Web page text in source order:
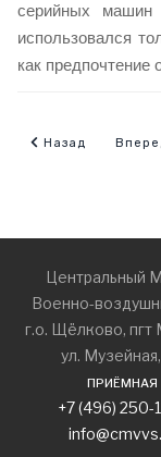
серийных машин
использовался
как предпочтение
Предыдущий: 26
Назад
Центральный
Военно-
г.о. Щёлково, пгт
ул. Музейная,
ПРИЁМНАЯ
+7 (496) 250-